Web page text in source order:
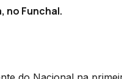
no Funchal.